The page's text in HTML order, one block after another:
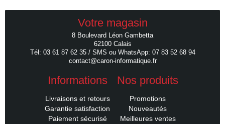
Votre magasin
8 Boulevard Léon Gambetta
62100 Calais
Tél: 03 61 87 62 35 / SMS ou WhatsApp: 07 83 52 68 94
contact@caron-informatique.fr
Informations
Livraisons et retours
Garantie satisfaction
Paiement sécurisé
Nos produits
Promotions
Nouveautés
Meilleures ventes